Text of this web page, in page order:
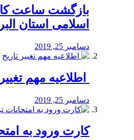
بازگشت ساعت
اسلامی استان
دسامبر 25, 2019
اطلاعیه مهم
دسامبر 25, 2019
کارت ورود به